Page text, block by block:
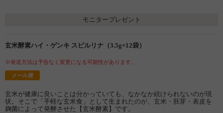
モニタープレゼント
玄米酵素ハイ・ゲンキ スピルリナ（3.5g×12袋）
※発送方法は予告なく変更になる可能性があります。
メール便
玄米が健康に良いことは分かっていても、なかなか続けられないのが現
状。そこで「手軽な玄米食」として生まれたのが、玄米・胚芽・表皮を
麹菌によって発酵させた【玄米酵素】です。